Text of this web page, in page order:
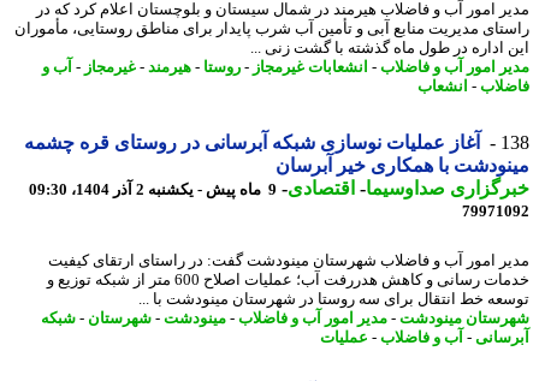
امور آب و فاضلاب هیرمند در شمال سیستان و بلوچستان اعلام کرد که در
مدیریت منابع آبی و تأمین آب شرب پایدار برای مناطق روستایی، مأموران
اداره در طول ماه گذشته با گشت زنی ...
امور آب و فاضلاب-انشعابات غیرمجاز-روستا-هیرمند-غیرمجاز-آب و
-انشعاب
آغاز عملیات نوسازی شبکه آبرسانی در روستای قره چشمه
با همکاری خیر آبرسان
صداوسیما-اقتصادی-9 ماه پیش - یکشنبه 2 آذر 1404، 09:30
امور آب و فاضلاب شهرستان مینودشت گفت: در راستای ارتقای کیفیت
خدمات رسانی و کاهش هدررفت آب؛ عملیات اصلاح 600 متر از شبکه توزیع و
خط انتقال برای سه روستا در شهرستان مینودشت با ...
مینودشت-مدیر امور آب و فاضلاب-مینودشت-شهرستان-شبکه
-آب و فاضلاب-عملیات